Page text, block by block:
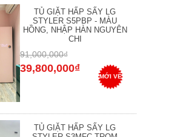
TỦ GIẶT HẤP SẤY LG
STYLER S5PBP - MÀU
HỒNG, NHẬP HÀN NGUYÊN
CHI
91,000,000₫
39,800,000₫
MỚI VỀ
TỦ GIẶT HẤP SẤY LG